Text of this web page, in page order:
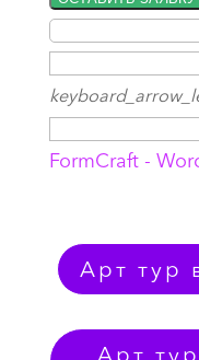
FormCraft -
Арт тур
Арт